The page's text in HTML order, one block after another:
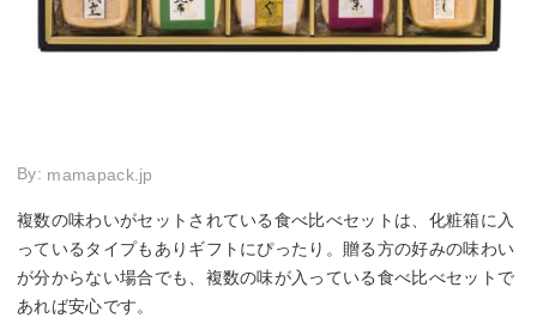
By: mamapack.jp
複数の味わいがセットされている食べ比べセットは、化粧箱に入
っているタイプもありギフトにぴったり。贈る方の好みの味わい
が分からない場合でも、複数の味が入っている食べ比べセットで
あれば安心です。